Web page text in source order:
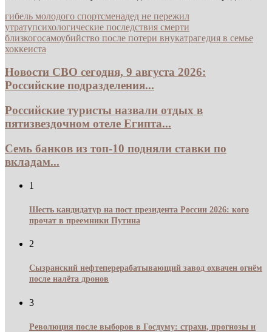
гибель молодого спортсменадед не пережил
утратупсихологические последствия смерти
близкогосамоубийство после потери внукатрагедия в семье
хоккеиста
Новости СВО сегодня, 9 августа 2026:
Российские подразделения...
Российские туристы назвали отдых в
пятизвездочном отеле Египта...
Семь банков из топ-10 подняли ставки по
вкладам...
1
Шесть кандидатур на пост президента России 2026: кого
прочат в преемники Путина
2
Сызранский нефтеперерабатывающий завод охвачен огнём
после налёта дронов
3
Революция после выборов в Госдуму: страхи, прогнозы и